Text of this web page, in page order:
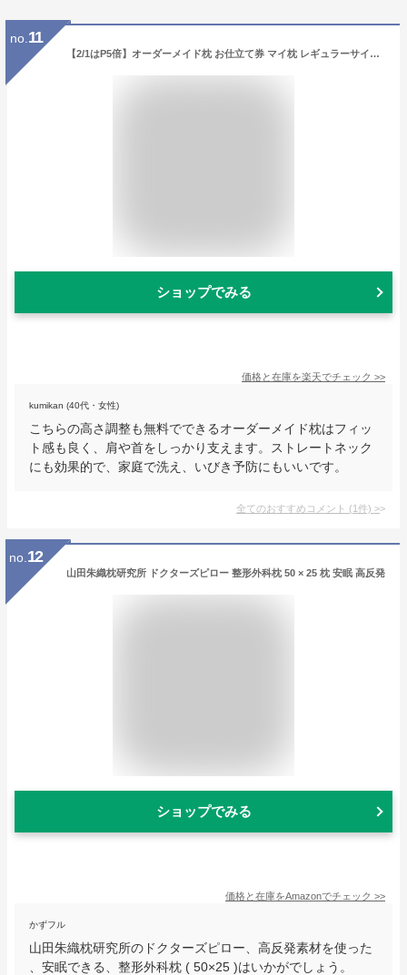
no. 11
【2/1はP5倍】オーダーメイド枕 お仕立て券 マイ枕 レギュラーサイズ 七つ星 43×63cm 特許取得 高さ調整無料 枕 肩 首 フィット 仰向け 横向き枕 ストレートネック 洗える いびき 頭痛 プレゼント 頸椎 寝返り 父の日 母の日 マイまくら ギフト
ショップでみる
価格と在庫を楽天でチェック >>
kumikan (40代・女性)
こちらの高さ調整も無料でできるオーダーメイド枕はフィッ
ト感も良く、肩や首をしっかり支えます。ストレートネック
にも効果的で、家庭で洗え、いびき予防にもいいです。
全てのおすすめコメント (1件) >
no. 12
山田朱織枕研究所 ドクターズピロー 整形外科枕 50 × 25 枕 安眠 高反発
ショップでみる
価格と在庫をAmazonでチェック >>
かずフル
山田朱織枕研究所のドクターズピロー、高反発素材を使った
、安眠できる、整形外科枕 ( 50×25 )はいかがでしょう。